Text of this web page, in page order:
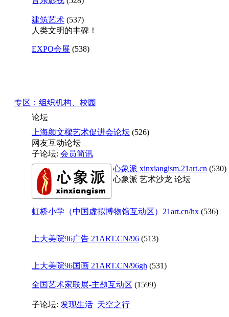
建筑艺术 (537)
人类文明的丰碑！
EXPO会展 (538)
专区：组织机构、校园
论坛
上海颜文樑艺术促进会论坛 (526)
网友互动论坛
子论坛: 会员简讯
心象派 xinxiangism.21art.cn (530)
心象派 艺术沙龙 论坛
虹桥小学（中国虚拟博物馆互动区）21art.cn/hx (536)
上大美院96广告 21ART.CN/96 (513)
上大美院96国画 21ART.CN/96gh (531)
全国艺术家联展-主题互动区 (1599)
子论坛: 发现生活 天空之行